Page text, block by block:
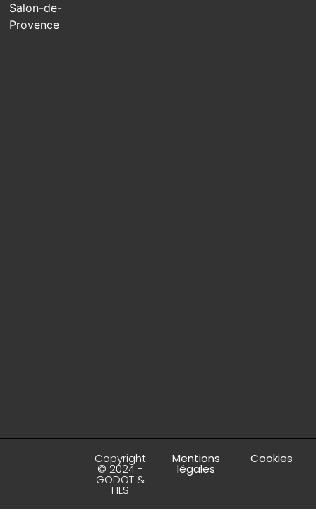
Salon-de-
Provence
Copyright
© 2024 -
GODOT &
FILS
Mentions
légales
Cookies